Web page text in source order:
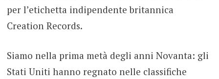
per l’etichetta indipendente britannica
Creation Records.
Siamo nella prima metà degli anni Novanta: gli
Stati Uniti hanno regnato nelle classifiche